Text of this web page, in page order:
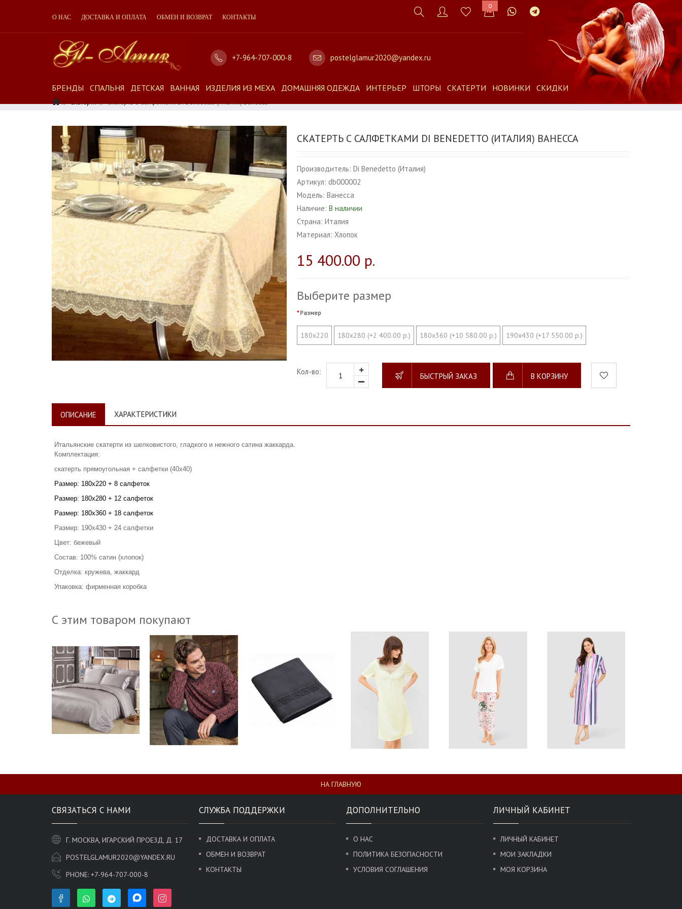
0
О НАС ДОСТАВКА И ОПЛАТА ОБМЕН И ВОЗВРАТ КОНТАКТЫ
+7-964-707-000-8 postelglamur2020@yandex.ru
БРЕНДЫ СПАЛЬНЯ ДЕТСКАЯ ВАННАЯ ИЗДЕЛИЯ ИЗ МЕХА ДОМАШНЯЯ ОДЕЖДА ИНТЕРЬЕР ШТОРЫ СКАТЕРТИ НОВИНКИ СКИДКИ
Скатерти Скатерть С Салфетками Di Benedetto (Италия) Ванесса
СКАТЕРТЬ С САЛФЕТКАМИ DI BENEDETTO (ИТАЛИЯ) ВАНЕССА
Производитель: Di Benedetto (Италия)
Артикул: db000002
Модель: Ванесса
Наличие: В наличии
Страна: Италия
Материал: Хлопок
15 400.00 р.
Выберите размер
Размер
180х220 180х280 (+2 400.00 р.) 180х360 (+10 580.00 р.) 190х430 (+17 550.00 р.)
Кол-во: БЫСТРЫЙ ЗАКАЗ В КОРЗИНУ
ОПИСАНИЕ ХАРАКТЕРИСТИКИ
Итальянские скатерти из шелковистого, гладкого и нежного сатина жаккарда.
Комплектация:
скатерть прямоугольная + салфетки (40х40)
Размер: 180х220 + 8 салфеток
Размер: 180х280 + 12 салфеток
Размер: 180х360 + 18 салфеток
Размер: 190х430 + 24 салфетки
Цвет: бежевый
Состав: 100% сатин (хлопок)
Отделка: кружева, жаккард
Упаковка: фирменная коробка
С этим товаром покупают
НА ГЛАВНУЮ
СВЯЗАТЬСЯ С НАМИ
Г. МОСКВА, ИГАРСКИЙ ПРОЕЗД, Д. 17
POSTELGLAMUR2020@YANDEX.RU
PHONE: +7-964-707-000-8
СЛУЖБА ПОДДЕРЖКИ
ДОСТАВКА И ОПЛАТА
ОБМЕН И ВОЗВРАТ
КОНТАКТЫ
ДОПОЛНИТЕЛЬНО
О НАС
ПОЛИТИКА БЕЗОПАСНОСТИ
УСЛОВИЯ СОГЛАШЕНИЯ
ЛИЧНЫЙ КАБИНЕТ
ЛИЧНЫЙ КАБИНЕТ
МОИ ЗАКЛАДКИ
МОЯ КОРЗИНА